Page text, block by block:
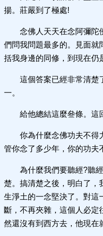
揚。莊嚴到了極處!
念佛人天天在念阿彌陀
們問我問題最多的。見面就
括我身邊的同修，到現在仍
這個答案已經非常清楚
一。
給他總結這麼叄條。這
你為什麼念佛功夫不得
管你念了多少年，你的功夫
為什麼我們要聽經?聽
楚。搞清楚之後，明白了，
生淨土的一念堅決了。對這
斷，不再夾雜，這個人必定
然還沒有到西方去，他現在